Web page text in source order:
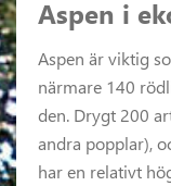
Aspen i
Aspen är viktig
närmare 140
den. Drygt 200
andra popplar),
har en relativt